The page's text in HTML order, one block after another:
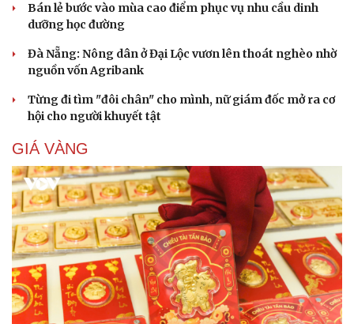
Bán lẻ bước vào mùa cao điểm phục vụ nhu cầu dinh
dưỡng học đường
Đà Nẵng: Nông dân ở Đại Lộc vươn lên thoát nghèo nhờ
nguồn vốn Agribank
Từng đi tìm "đôi chân" cho mình, nữ giám đốc mở ra cơ
hội cho người khuyết tật
GIÁ VÀNG